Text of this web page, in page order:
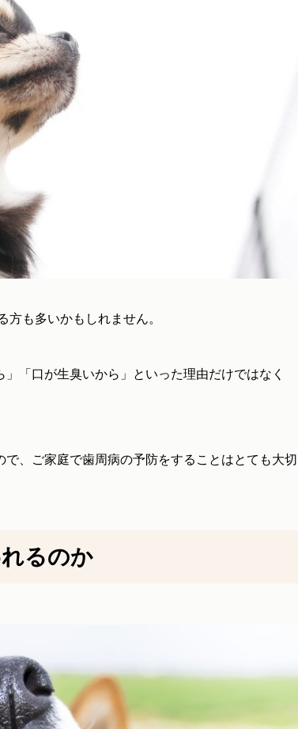
も多いかもしれません。
「口が生臭いから」といった理由だけではなく
、ご家庭で歯周病の予防をすることはとても大切
るのか